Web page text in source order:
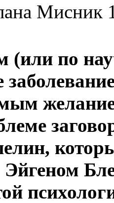
Мисник
(или по
Эйгеном